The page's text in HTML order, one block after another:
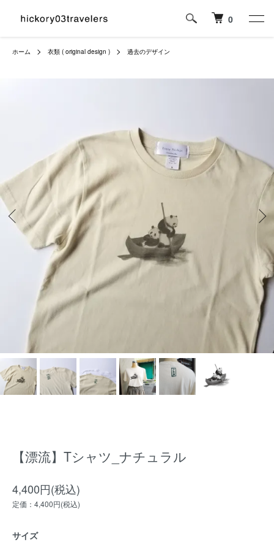
0
ホーム 衣類 ( original design ) 過去のデザイン
【漂流】Tシャツ_ナチュラル
4,400円(税込)
定価：4,400円(税込)
サイズ